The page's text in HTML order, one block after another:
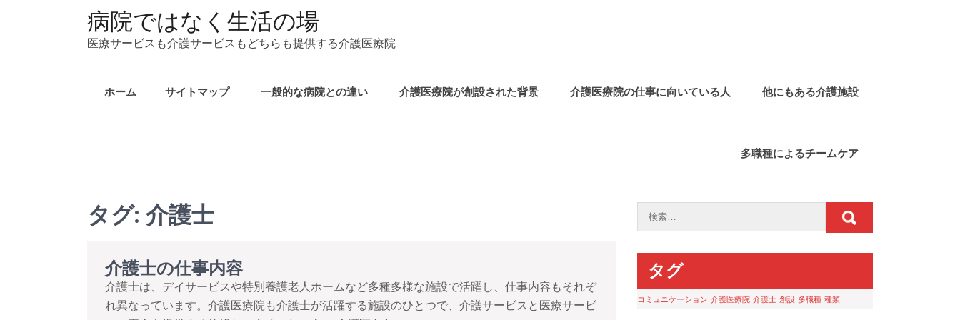
病院ではなく生活の場
医療サービスも介護サービスもどちらも提供する介護医療院
ホーム サイトマップ 一般的な病院との違い 介護医療院が創設された背景 介護医療院の仕事に向いている人 他にもある介護施設
多職種によるチームケア
タグ: 介護士
介護士の仕事内容
介護士は、デイサービスや特別養護老人ホームなど多種多様な施設で活躍し、仕事内容もそれぞ
れ異なっています。介護医療院も介護士が活躍する施設のひとつで、介護サービスと医療サービ
タグ
コミュニケーション 介護医療院 介護士 創設 多職種 種類